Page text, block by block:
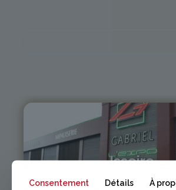
Issoire
Consentement Détails À